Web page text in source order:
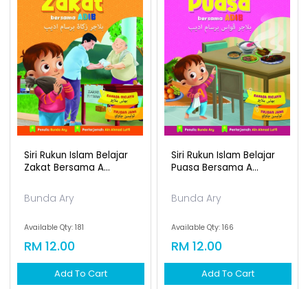
Siri Rukun Islam Belajar
Zakat Bersama A...
Bunda Ary
Available Qty: 181
RM 12.00
Add To Cart
Siri Rukun Islam Belajar
Puasa Bersama A...
Bunda Ary
Available Qty: 166
RM 12.00
Add To Cart